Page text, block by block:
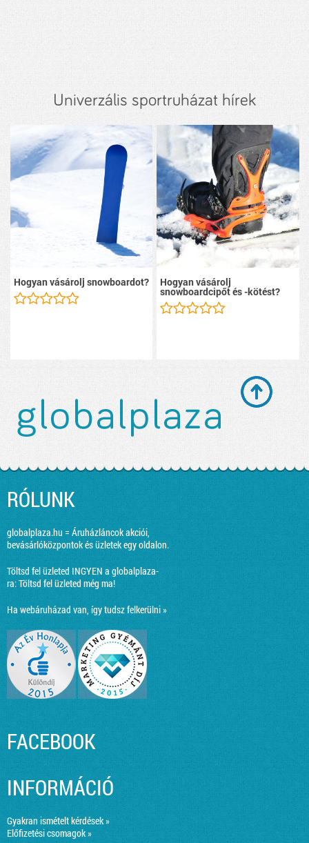
Univerzális sportruházat hírek
Hogyan vásárolj snowboardot? Hogyan vásárolj
snowboardcipőt és -kötést?
RÓLUNK
globalplaza.hu = Áruházláncok akciói,
bevásárlóközpontok és üzletek egy oldalon.
Töltsd fel üzleted INGYEN a globalplaza-
ra:Töltsd fel üzleted még ma!
Ha webáruházad van, így tudsz felkerülni »
FACEBOOK
INFORMÁCIÓ
Gyakran ismételt kérdések »
Előfizetési csomagok »